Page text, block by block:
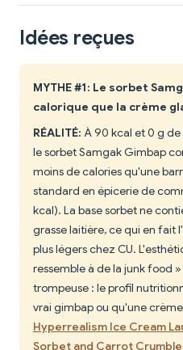
Idées reçues
MYTHE #1: Le sorbet
calorique que la crème
RÉALITÉ: À 90 kcal et 0 g de
le sorbet Samgak Gimbap
moins de calories qu'une
standard en épicerie de
kcal). La base sorbet ne
grasse laitière, ce qui en fait
plus légers chez CU.
ressemble à de la junk food
trompeuse : le profil
vrai gimbap ou qu'une
Hyperrealism Ice Cream
Sorbet and Carrot